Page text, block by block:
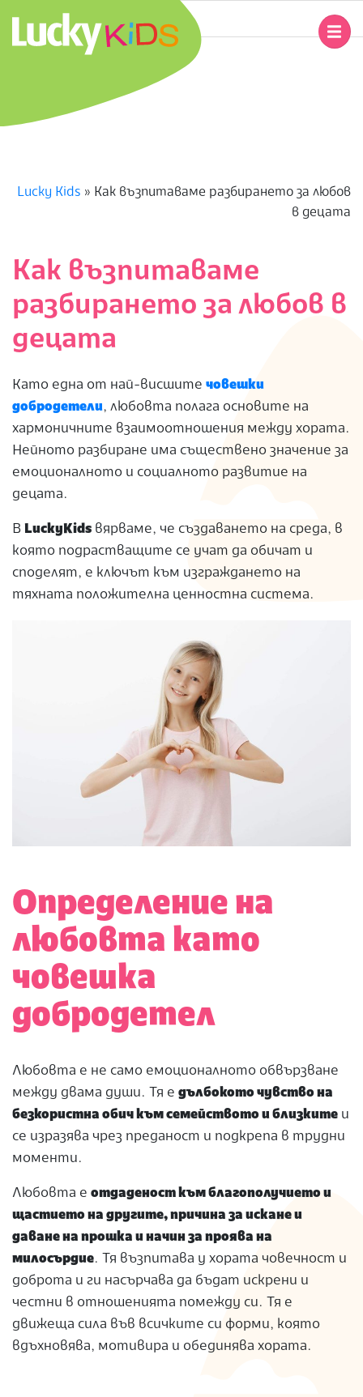
content
U
K
K
I
D
S
Lucky Kids » Как възпитаваме разбирането за любов
в децата
Как възпитаваме
разбирането за любов в
децата
Като една от най-висшите човешки
добродетели, любовта полага основите на
хармоничните взаимоотношения между хората.
Нейното разбиране има съществено значение за
емоционалното и социалното развитие на
децата.
В LuckyKids вярваме, че създаването на среда, в
която подрастващите се учат да обичат и
споделят, е ключът към изграждането на
тяхната положителна ценностна система.
Определение на
любовта като
човешка
добродетел
Любовта е не само емоционалното обвързване
между двама души. Тя е дълбокото чувство на
безкористна обич към семейството и близките и
се изразява чрез преданост и подкрепа в трудни
моменти.
Любовта е отдаденост към благополучието и
щастието на другите, причина за искане и
даване на прошка и начин за проява на
милосърдие. Тя възпитава у хората човечност и
доброта и ги насърчава да бъдат искрени и
честни в отношенията помежду си. Тя е
движеща сила във всичките си форми, която
вдъхновява, мотивира и обединява хората.